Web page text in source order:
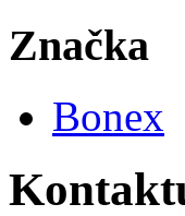
Značka
Bonex